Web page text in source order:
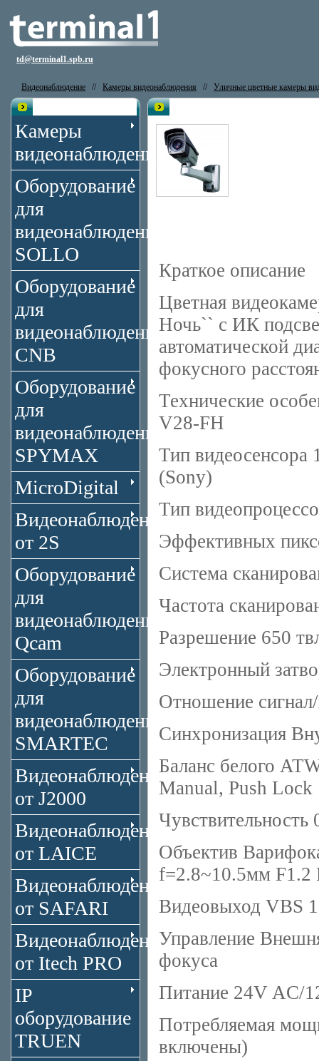
td@terminal1.spb.ru
Видеонаблюдение // Камеры видеонаблюдения // Уличные цветные камеры
Камеры
видеонаблюдения
Оборудование
для
видеонаблюдения
SOLLO
Оборудование
для
видеонаблюдения
CNB
Оборудование
для
видеонаблюдения
SPYMAX
MicroDigital
Видеонаблюдение
от 2S
Оборудование
для
видеонаблюдения
Qcam
Оборудование
для
видеонаблюдения
SMARTEC
Видеонаблюдение
от J2000
Видеонаблюдение
от LAICE
Видеонаблюдение
от SAFARI
Видеонаблюдение
от Itech PRO
IP
оборудование
TRUEN
Краткое описание
Цветная
Ночь`` с ИК
автоматической
фокусного
Технические
V28-FH
Тип
(Sony)
Тип
Эффективных
Система
Частота
Разрешение 650
Электронный
Отношение
Синхронизация
Баланс белого
Manual, Push Lock
Объектив
f=2.8~10.5мм
Видеовыход VBS
Управление
фокуса
Питание 24V AC/
Потребляемая
включены)